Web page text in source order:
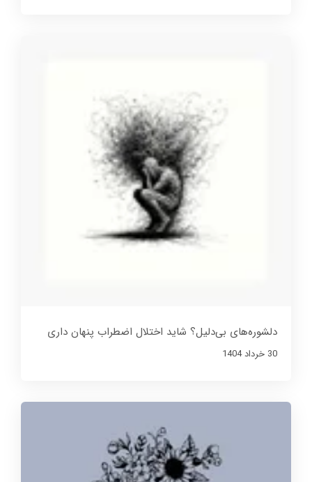
دلشوره‌های بی‌دلیل؟ شاید اختلال اضطراب پنهان داری
30 خرداد 1404